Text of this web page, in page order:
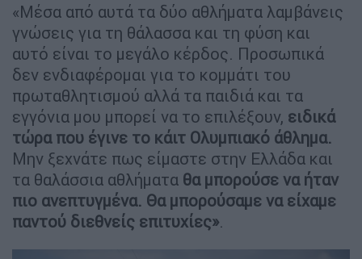
«Μέσα από αυτά τα δύο αθλήματα λαμβάνεις
γνώσεις για τη θάλασσα και τη φύση και
αυτό είναι το μεγάλο κέρδος. Προσωπικά
δεν ενδιαφέρομαι για το κομμάτι του
πρωταθλητισμού αλλά τα παιδιά και τα
εγγόνια μου μπορεί να το επιλέξουν, ειδικά
τώρα που έγινε το κάιτ Ολυμπιακό άθλημα.
Μην ξεχνάτε πως είμαστε στην Ελλάδα και
τα θαλάσσια αθλήματα θα μπορούσε να ήταν
πιο ανεπτυγμένα. Θα μπορούσαμε να είχαμε
παντού διεθνείς επιτυχίες».